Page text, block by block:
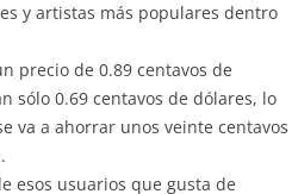
y artistas más populares dentro
precio de 0.89 centavos de
sólo 0.69 centavos de dólares, lo
va a ahorrar unos veinte centavos
esos usuarios que gusta de